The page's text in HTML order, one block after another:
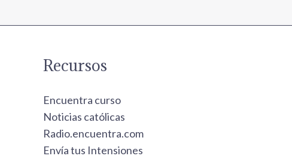
Recursos
Encuentra curso
Noticias católicas
Radio.encuentra.com
Envía tus Intensiones